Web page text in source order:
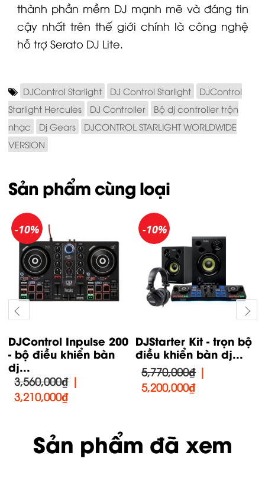
thành phần mềm DJ mạnh mẽ và đáng tin
cậy nhất trên thế giới chính là công nghệ
hỗ trợ Serato DJ Lite.
DJControl Starlight DJ Control Starlight
DJControl
Starlight Hercules
DJ Controller
Bộ dj controller trộn
nhạc
Dj Gears
DJCONTROL STARLIGHT WORLDWIDE
VERSION
Sản phẩm cùng loại
DJControl Inpulse 200
- bộ điều khiển bàn
dj...
3,560,000₫|
3,210,000₫
-10%
DJStarter Kit - trọn bộ
điều khiển bàn dj...
5,770,000₫|
5,200,000₫
-10%
Sản phẩm đã xem